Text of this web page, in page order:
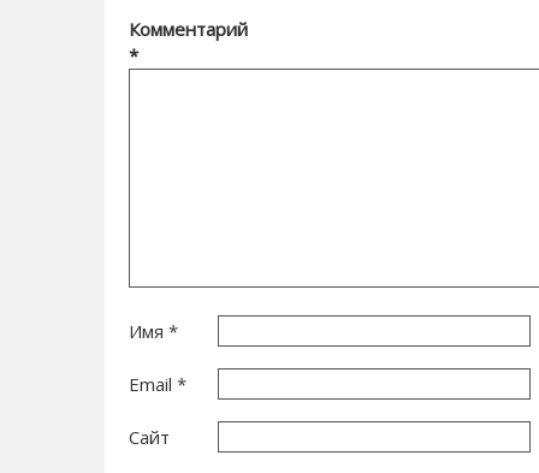
Комментарий
*
Имя *
Email *
Сайт